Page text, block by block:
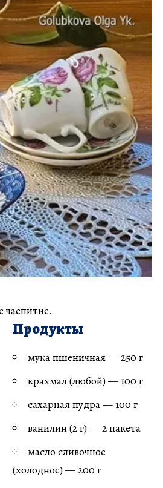
чаепитие.
Продукты
мука пшеничная — 250 г
крахмал (любой) — 100 г
сахарная пудра — 100 г
ванилин (2 г) — 2 пакета
масло сливочное
(холодное) — 200 г